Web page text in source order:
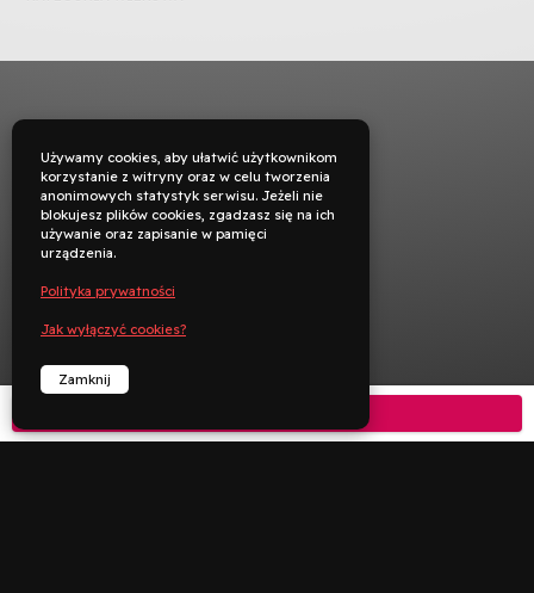
Używamy cookies, aby ułatwić użytkownikom
korzystanie z witryny oraz w celu tworzenia
anonimowych statystyk serwisu. Jeżeli nie
blokujesz plików cookies, zgadzasz się na ich
używanie oraz zapisanie w pamięci
urządzenia.
Polityka prywatności
Jak wyłączyć cookies?
Zamknij